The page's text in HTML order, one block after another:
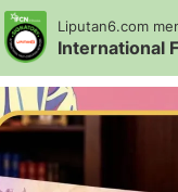
Liputan6.com
International